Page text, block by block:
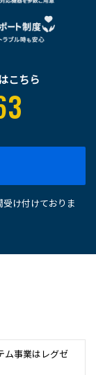
こちら
け付けておりま
ム事業は レグゼ